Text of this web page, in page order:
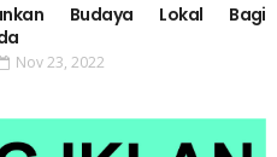
Budaya Lokal Bagi
Nov 23, 2022